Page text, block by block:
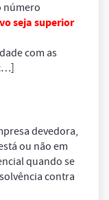
número
seja superior
com as
devedora,
ou não em
quando se
contra